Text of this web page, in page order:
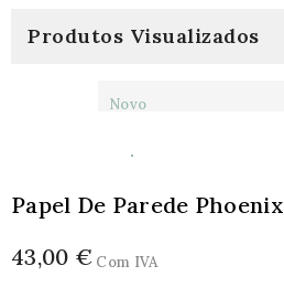
Produtos Visualizados
Novo
Papel De Parede Phoenix
43,00 € Com IVA